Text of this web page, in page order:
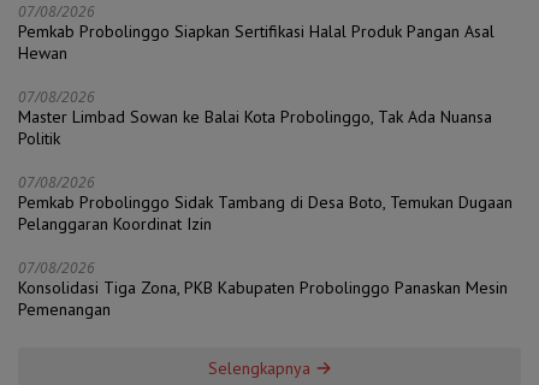
07/08/2026
Pemkab Probolinggo Siapkan Sertifikasi Halal Produk Pangan Asal
Hewan
07/08/2026
Master Limbad Sowan ke Balai Kota Probolinggo, Tak Ada Nuansa
Politik
07/08/2026
Pemkab Probolinggo Sidak Tambang di Desa Boto, Temukan Dugaan
Pelanggaran Koordinat Izin
07/08/2026
Konsolidasi Tiga Zona, PKB Kabupaten Probolinggo Panaskan Mesin
Pemenangan
Selengkapnya